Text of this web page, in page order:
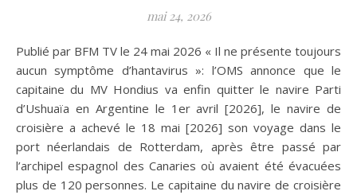
mai 24, 2026
Publié par BFM TV le 24 mai 2026 « Il ne présente toujours
aucun symptôme d’hantavirus »: l’OMS annonce que le
capitaine du MV Hondius va enfin quitter le navire Parti
d’Ushuaïa en Argentine le 1er avril [2026], le navire de
croisière a achevé le 18 mai [2026] son voyage dans le
port néerlandais de Rotterdam, après être passé par
l’archipel espagnol des Canaries où avaient été évacuées
plus de 120 personnes. Le capitaine du navire de croisière